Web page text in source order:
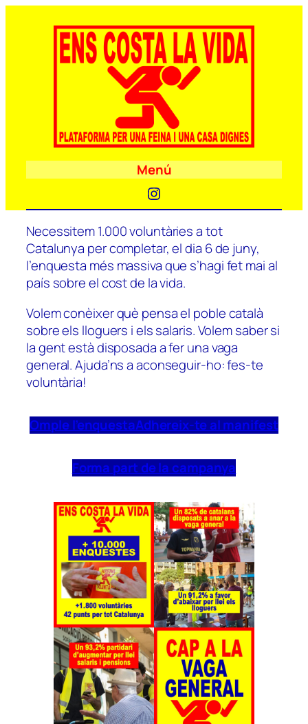
Menú
Instagram
Necessitem 1.000 voluntàries a tot
Catalunya per completar, el dia 6 de juny,
l’enquesta més massiva que s’hagi fet mai al
país sobre el cost de la vida.
Volem conèixer què pensa el poble català
sobre els lloguers i els salaris. Volem saber si
la gent està disposada a fer una vaga
general. Ajuda’ns a aconseguir-ho: fes-te
voluntària!
Omple l’enquestaAdhereix-te al manifest
Forma part de la campanya